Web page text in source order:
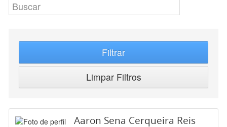
Filtrar
Limpar Filtros
Aaron Sena Cerqueira Reis